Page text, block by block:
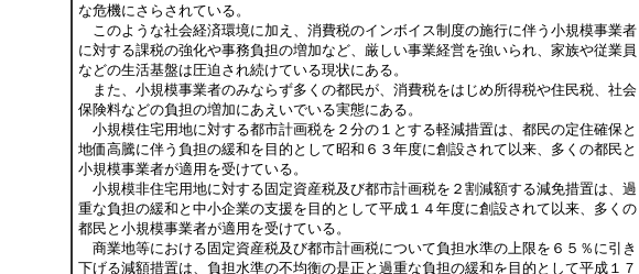
な危機にさらされている。
このような社会経済環境に加え、消費税のインボイス制度の施行に伴う小規模事業者
に対する課税の強化や事務負担の増加など、厳しい事業経営を強いられ、家族や従業員
などの生活基盤は圧迫され続けている現状にある。
また、小規模事業者のみならず多くの都民が、消費税をはじめ所得税や住民税、社会
保険料などの負担の増加にあえいでいる実態にある。
小規模住宅用地に対する都市計画税を２分の１とする軽減措置は、都民の定住確保と
地価高騰に伴う負担の緩和を目的として昭和６３年度に創設されて以来、多くの都民と
小規模事業者が適用を受けている。
小規模非住宅用地に対する固定資産税及び都市計画税を２割減額する減免措置は、過
重な負担の緩和と中小企業の支援を目的として平成１４年度に創設されて以来、多くの
都民と小規模事業者が適用を受けている。
商業地等における固定資産税及び都市計画税について負担水準の上限を６５％に引き
下げる減額措置は、負担水準の不均衡の是正と過重な負担の緩和を目的として平成１７